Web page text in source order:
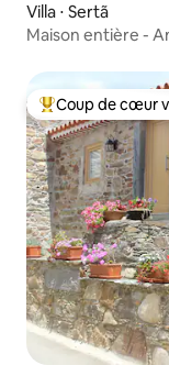
Villa ⋅ Sertã
Maison entière -
Coups de cœur
Coup de cœur